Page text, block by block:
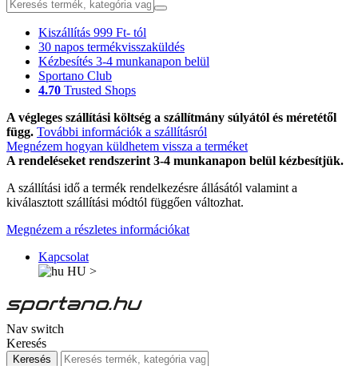
Kiszállítás 999 Ft- tól
30 napos termékvisszaküldés
Kézbesítés 3-4 munkanapon belül
Sportano Club
4.70 Trusted Shops
A végleges szállítási költség a szállítmány súlyától és méretétől
függ. További információk a szállításról
Megnézem hogyan küldhetem vissza a terméket
A rendeléseket rendszerint 3-4 munkanapon belül kézbesítjük.
A szállítási idő a termék rendelkezésre állásától valamint a
kiválasztott szállítási módtól függően változhat.
Megnézem a részletes információkat
Kapcsolat
HU >
Nav switch
Keresés
Keresés